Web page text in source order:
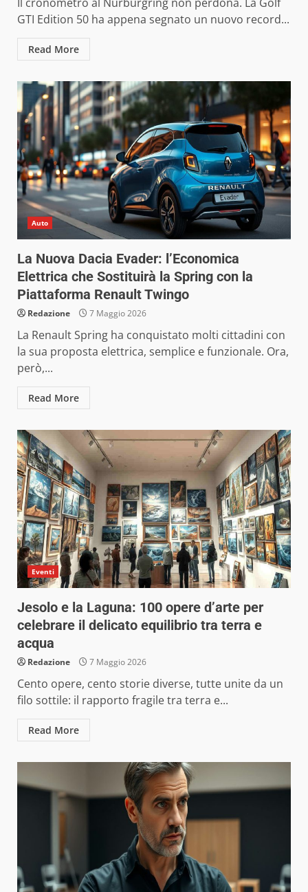
GTI Edition 50 ha appena segnato un nuovo record...
Read More
Auto
La Nuova Dacia Evader: l’Economica
Elettrica che Sostituirà la Spring con la
Piattaforma Renault Twingo
Redazione 7 Maggio 2026
La Renault Spring ha conquistato molti cittadini con
la sua proposta elettrica, semplice e funzionale. Ora,
però,...
Read More
Eventi
Jesolo e la Laguna: 100 opere d’arte per
celebrare il delicato equilibrio tra terra e
acqua
Redazione 7 Maggio 2026
Cento opere, cento storie diverse, tutte unite da un
filo sottile: il rapporto fragile tra terra e...
Read More